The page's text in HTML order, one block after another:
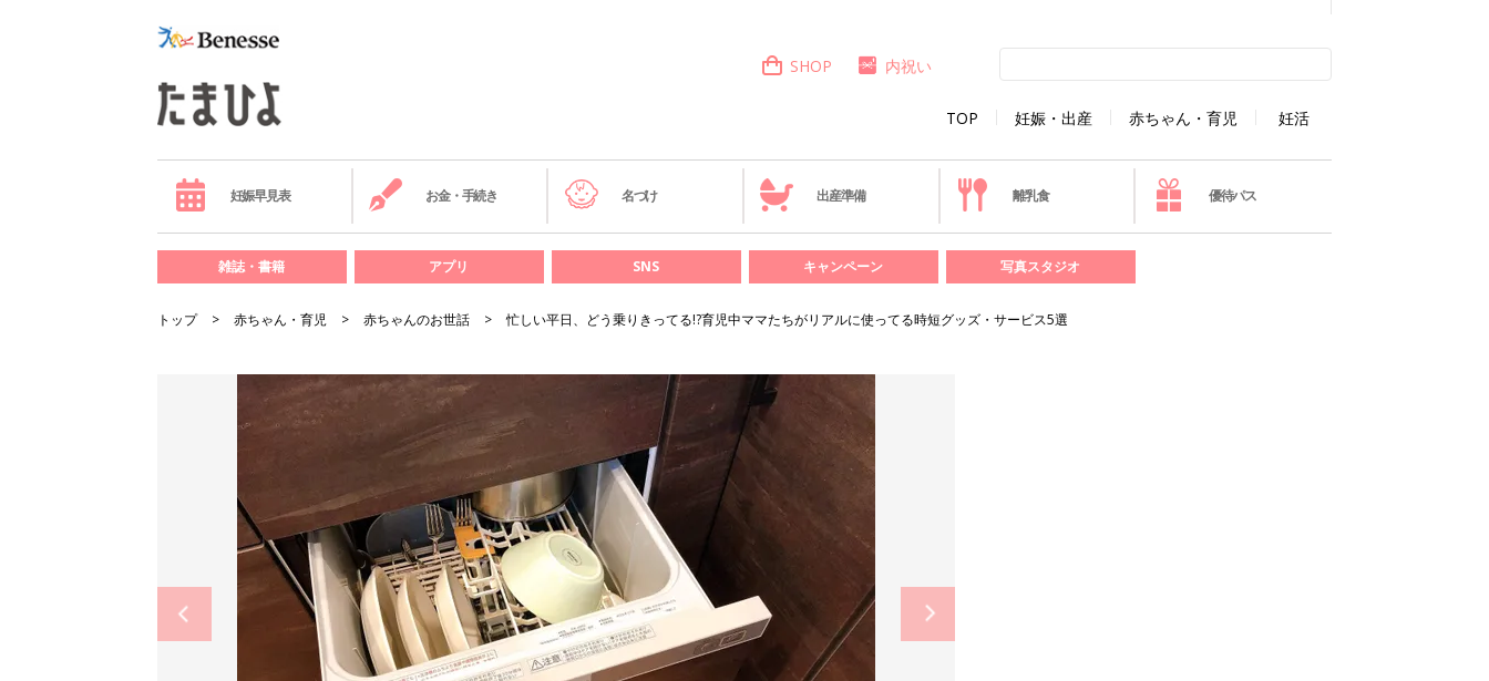
TOP 妊娠・出産 赤ちゃん・育児 妊活
SHOP 内祝い
妊娠早見表 お金・手続き 名づけ 出産準備 離乳食 優待パス
雑誌・書籍 アプリ SNS キャンペーン 写真スタジオ
トップ 赤ちゃん・育児 赤ちゃんのお世話 忙しい平日、どう乗りきってる!?育児中ママたちがリアルに使ってる時短グッズ・サービス5選